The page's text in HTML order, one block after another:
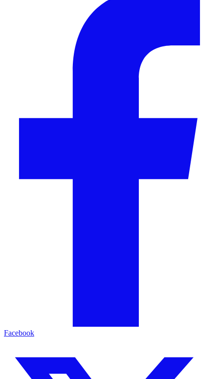
Facebook